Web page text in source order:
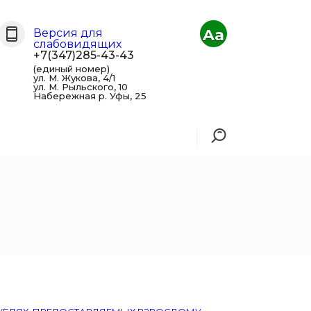
Версия для
слабовидящих
+7(347)285-43-43
(единый номер)
ул. М. Жукова, 4/1
ул. М. Рыльского, 10
Набережная р. Уфы, 25
Aa